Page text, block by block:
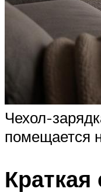
Чехол-
помещается
Краткая